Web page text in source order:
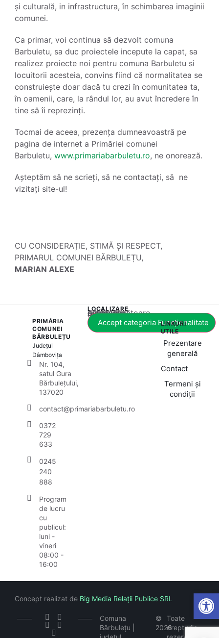
și culturală, in infrastructura, în schimbarea imaginii
comunei.
Ca primar, voi continua să dezvolt comuna
Barbuletu, sa duc proiectele incepute la capat, sa
realizez proiecte noi pentru comuna Barbuletu si
locuitorii acesteia, convins fiind că normalitatea se
construiește doar dacă tu crezi în comunitatea ta,
în oamenii, care, la rândul lor, au avut încredere în
tine să îi reprezinți.
Tocmai de aceea, prezența dumneavoastră pe
pagina de internet a Primăriei comunei
Barbuletu, www.primariabarbuletu.ro, ne onorează.
Așteptăm să ne scrieți, să ne contactați, să ne
vizitați site-ul!
CU CONSIDERAȚIE, STIMĂ ȘI RESPECT,
PRIMARUL COMUNEI BĂRBULEȚU,
MARIAN ALEXE
PRIMĂRIA
COMUNEI
BĂRBULEȚU
Județul
Dâmbovița
Nr. 104,
satul Gura
Bărbulețului,
137020
contact@primariabarbuletu.ro
0372
729
633
0245
240
888
Program
de lucru
cu
publicul:
luni -
vineri
08:00 -
16:00
LOCALIZARE
Acest conținut este blocat până când acceptați categoria corespunzătoare de cookie-uri.
Accept categoria Funcționalitate
LINKURI
UTILE
Prezentare
generală
Contact
Termeni și
condiții
Comuna
Bărbulețu |
©
2026
Toate
drepturile
Concept realizat de Big Media Relații Publice SRL